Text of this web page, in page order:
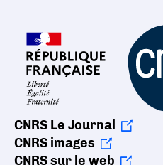
CNRS Le Journal
CNRS images
CNRS sur le web